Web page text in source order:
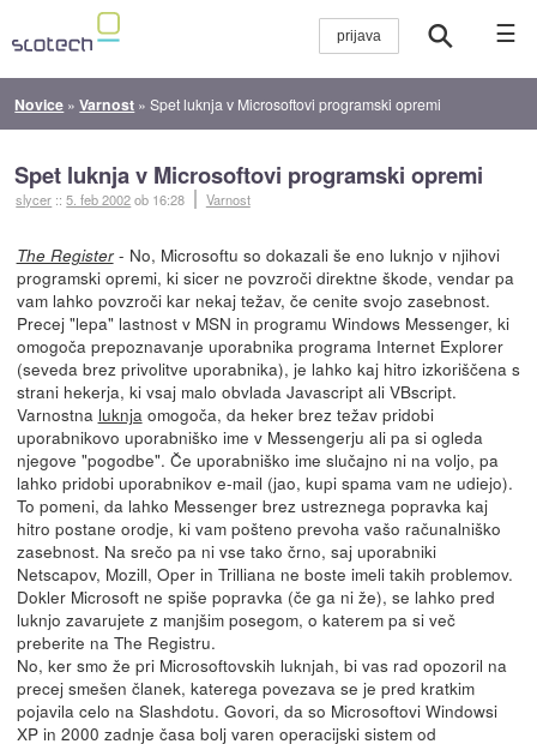
☰
Novice »Varnost »Spet luknja v Microsoftovi programski opremi
Spet luknja v Microsoftovi programski opremi
slycer ::5. feb 2002ob 16:28 Varnost
The Register- No, Microsoftu so dokazali še eno luknjo v njihovi
programski opremi, ki sicer ne povzroči direktne škode, vendar pa
vam lahko povzroči kar nekaj težav, če cenite svojo zasebnost.
Precej "lepa" lastnost v MSN in programu Windows Messenger, ki
omogoča prepoznavanje uporabnika programa Internet Explorer
(seveda brez privolitve uporabnika), je lahko kaj hitro izkoriščena s
strani hekerja, ki vsaj malo obvlada Javascript ali VBscript.
Varnostna luknja omogoča, da heker brez težav pridobi
uporabnikovo uporabniško ime v Messengerju ali pa si ogleda
njegove "pogodbe". Če uporabniško ime slučajno ni na voljo, pa
lahko pridobi uporabnikov e-mail (jao, kupi spama vam ne udiejo).
To pomeni, da lahko Messenger brez ustreznega popravka kaj
hitro postane orodje, ki vam pošteno prevoha vašo računalniško
zasebnost. Na srečo pa ni vse tako črno, saj uporabniki
Netscapov, Mozill, Oper in Trilliana ne boste imeli takih problemov.
Dokler Microsoft ne spiše popravka (če ga ni že), se lahko pred
luknjo zavarujete z manjšim posegom, o katerem pa si več
preberite na The Registru.
No, ker smo že pri Microsoftovskih luknjah, bi vas rad opozoril na
precej smešen članek, katerega povezava se je pred kratkim
pojavila celo na Slashdotu. Govori, da so Microsoftovi Windowsi
XP in 2000 zadnje časa bolj varen operacijski sistem od